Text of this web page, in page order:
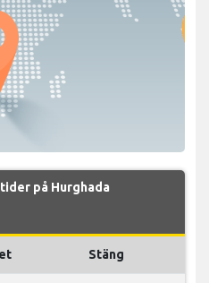
på Hurghada
Stäng